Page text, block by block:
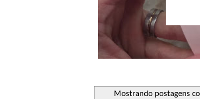
Mostrando postagens